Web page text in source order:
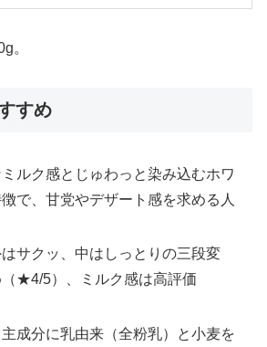
。
すめ
ミルク感とじゅわっと染み込むホワ
で、甘党やデザート感を求める人
はサクッ、中はしっとりの三段変
★4/5）、ミルク感は高評価
主成分に乳由来（全粉乳）と小麦を